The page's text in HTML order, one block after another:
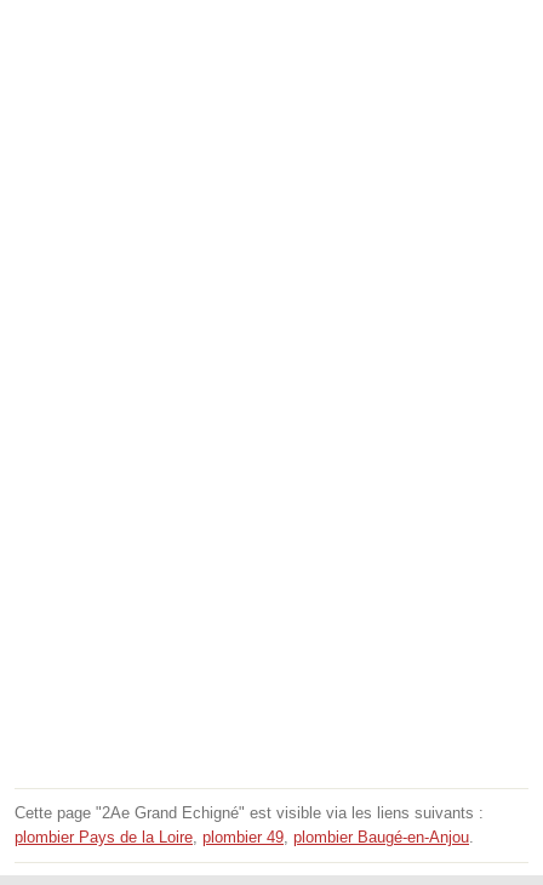
Cette page "2Ae Grand Echigné" est visible via les liens suivants :
plombier Pays de la Loire, plombier 49, plombier Baugé-en-Anjou.